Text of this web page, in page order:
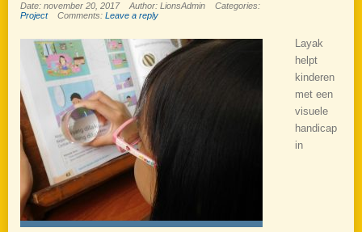
Date: november 20, 2017 Author: LionsAdmin
Categories:
Project
Comments: Leave a reply
Layak
helpt
kinderen
met een
visuele
handicap
in